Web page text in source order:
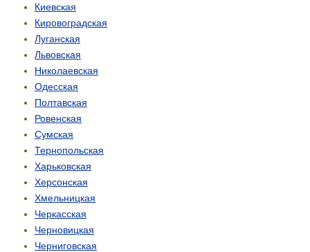
Киевская
Кировоградская
Луганская
Львовская
Николаевская
Одесская
Полтавская
Ровенская
Сумская
Тернопольская
Харьковская
Херсонская
Хмельницкая
Черкасская
Черновицкая
Черниговская